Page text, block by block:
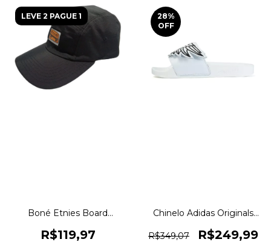
LEVE 2 PAGUE 1
Boné Etnies Board
Original 1magnus
R$119,97
28%
OFF
Chinelo Adidas Originals
Scott Original 1magnus
R$349,07 R$249,99